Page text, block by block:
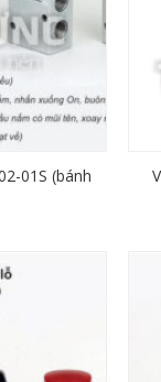
01S (bánh